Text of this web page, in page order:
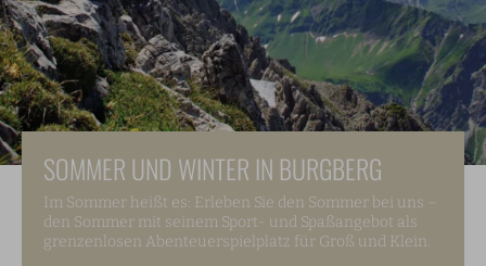
SOMMER UND WINTER IN BURGBERG
Im Sommer heißt es: Erleben Sie den Sommer bei uns –
den Sommer mit seinem Sport- und Spaßangebot als
grenzenlosen Abenteuerspielplatz für Groß und Klein.